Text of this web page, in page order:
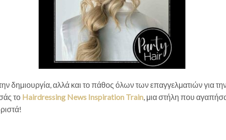
δημιουργία, αλλά και το πάθος όλων των επαγγελματιών για
το Hairdressing News Inspiration Train, μια στήλη που